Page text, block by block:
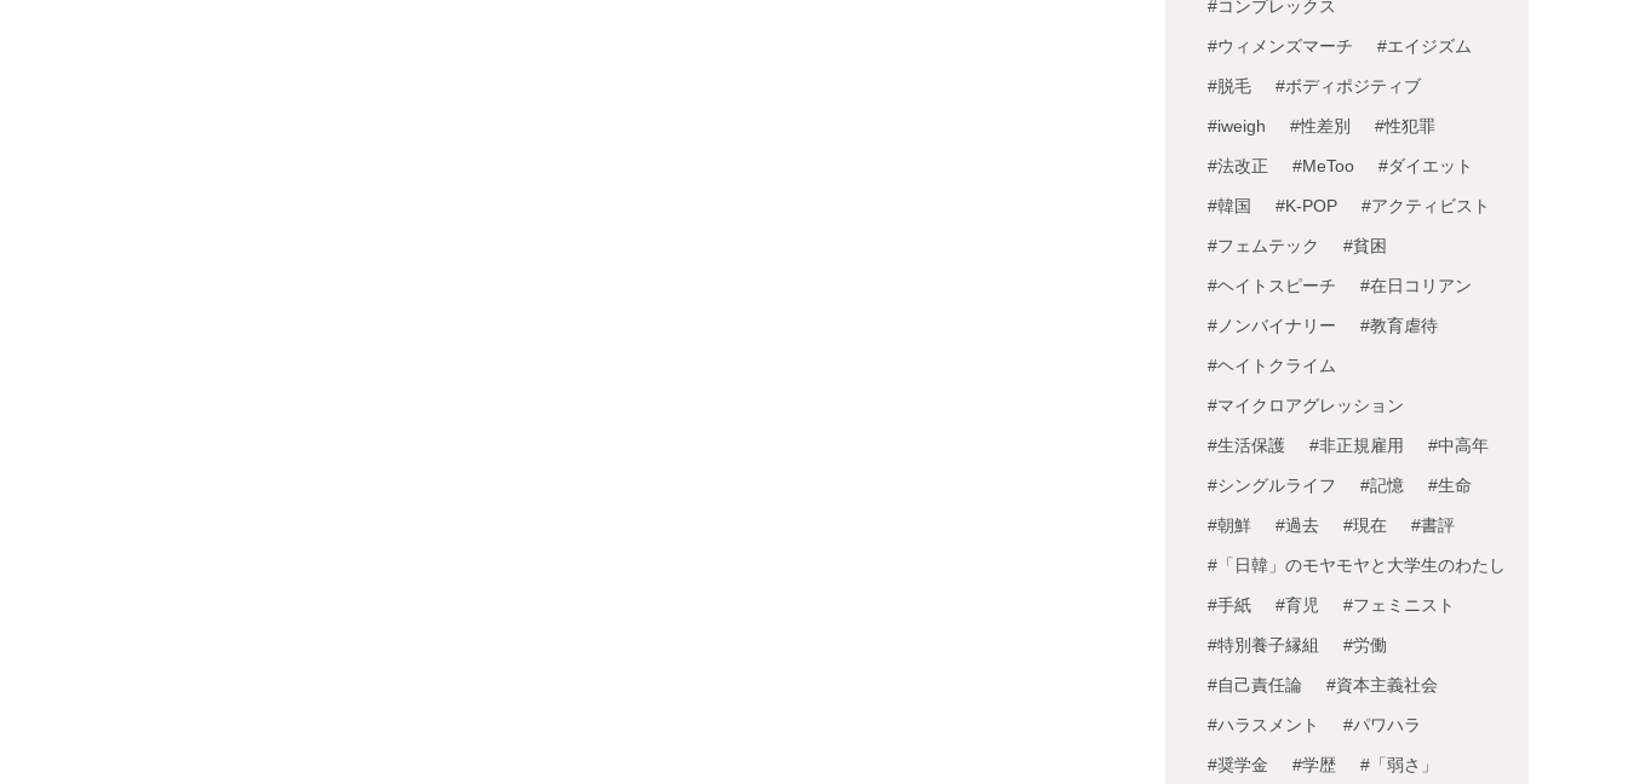
#コンプレックス
#ウィメンズマーチ #エイジズム
#脱毛 #ボディポジティブ
#iweigh #性差別 #性犯罪
#法改正 #MeToo #ダイエット
#韓国 #K-POP #アクティビスト
#フェムテック #貧困
#ヘイトスピーチ #在日コリアン
#ノンバイナリー #教育虐待
#ヘイトクライム
#マイクロアグレッション
#生活保護 #非正規雇用 #中高年
#シングルライフ #記憶 #生命
#朝鮮 #過去 #現在 #書評
#「日韓」のモヤモヤと大学生のわたし
#手紙 #育児 #フェミニスト
#特別養子縁組 #労働
#自己責任論 #資本主義社会
#ハラスメント #パワハラ
#奨学金 #学歴 #「弱さ」